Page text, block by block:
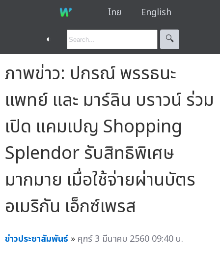
ไทย English
◐ 🔍︎
ภาพข่าว: ปกรณ์ พรรธนะ
แพทย์ และ มาร์ลิน บราวน์ ร่วม
เปิด แคมเปญ Shopping
Splendor รับสิทธิพิเศษ
มากมาย เมื่อใช้จ่ายผ่านบัตร
อเมริกัน เอ็กซ์เพรส
ข่าวประชาสัมพันธ์ » ศุกร์ 3 มีนาคม 2560 09:40 น.